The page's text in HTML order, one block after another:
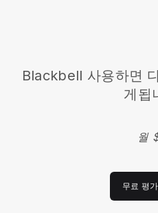
Blackbell 사용하면
게됩
월
무료 평